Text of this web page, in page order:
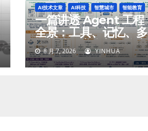
AI技术文章 AI科技 智慧城市 智能教育
一篇讲透 Agent 工程
全景：工具、记忆、多
智能体、安全与最终交
付8 月 7, 2026 YINHUA